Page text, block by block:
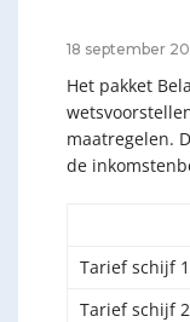
18 september
Het pakket
maatregelen.
de
Tarief schijf 1
Tarief schijf 2